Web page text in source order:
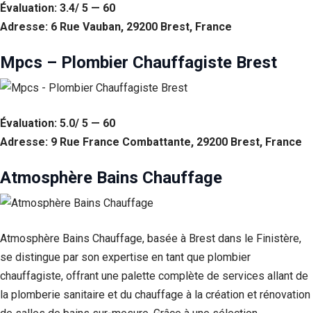
Évaluation: 3.4/ 5 — 60
Adresse: 6 Rue Vauban, 29200 Brest, France
Mpcs – Plombier Chauffagiste Brest
Évaluation: 5.0/ 5 — 60
Adresse: 9 Rue France Combattante, 29200 Brest, France
Atmosphère Bains Chauffage
Atmosphère Bains Chauffage, basée à Brest dans le Finistère,
se distingue par son expertise en tant que plombier
chauffagiste, offrant une palette complète de services allant de
la plomberie sanitaire et du chauffage à la création et rénovation